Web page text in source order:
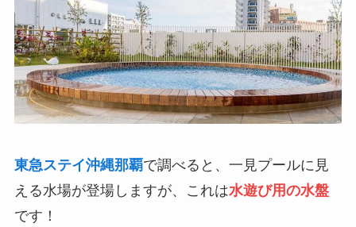
東急ステイ沖縄那覇で調べると、一見プールに見
える水場が登場しますが、これは水遊び用の水盤
です！